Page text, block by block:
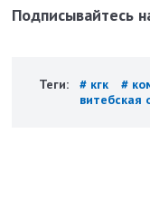
Подписывайтесь
Теги: # кгк #
витебская